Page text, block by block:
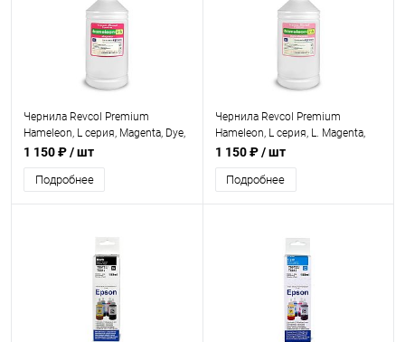
Чернила Revcol Premium
Hameleon, L серия, Magenta, Dye,
1л.
1 150 ₽/ шт
Подробнее
Чернила Revcol Premium
Hameleon, L серия, L. Magenta,
Dye, 1л.
1 150 ₽/ шт
Подробнее